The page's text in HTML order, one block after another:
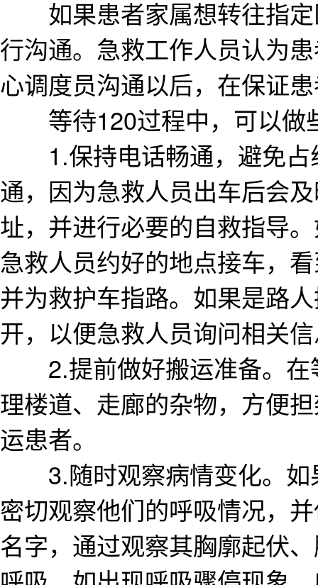
如果患者家属想转往指定
行沟通。急救工作人员认为
心调度员沟通以后，在保证
等待120过程中，可以做
1.保持电话畅通，避免占
通，因为急救人员出车后会
址，并进行必要的自救指导
急救人员约好的地点接车，
并为救护车指路。如果是路
开，以便急救人员询问相关
2.提前做好搬运准备。在
理楼道、走廊的杂物，方便
运患者。
3.随时观察病情变化。如
密切观察他们的呼吸情况，
名字，通过观察其胸廓起伏